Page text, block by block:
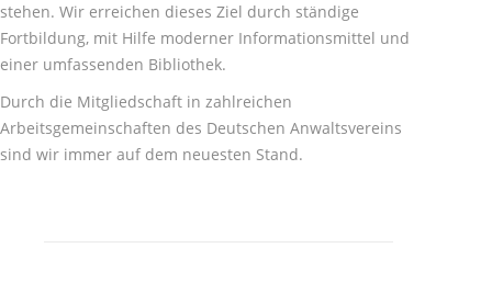
stehen. Wir erreichen dieses Ziel durch ständige
Fortbildung, mit Hilfe moderner Informationsmittel und
einer umfassenden Bibliothek.
Durch die Mitgliedschaft in zahlreichen
Arbeitsgemeinschaften des Deutschen Anwaltsvereins
sind wir immer auf dem neuesten Stand.